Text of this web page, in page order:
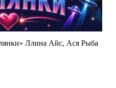
Ллина Айс, Ася Рыба